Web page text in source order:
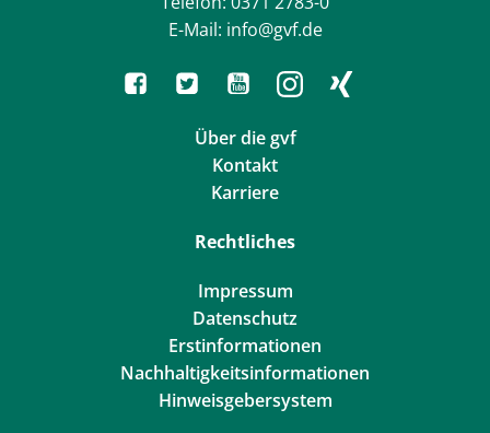
E-Mail: info@gvf.de
Über die gvf
Kontakt
Karriere
Rechtliches
Impressum
Datenschutz
Erstinformationen
Nachhaltigkeitsinformationen
Hinweisgebersystem